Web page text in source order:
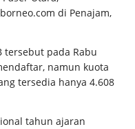
di Penajam,
tersebut pada Rabu
namun kuota
tersedia hanya 4.608
tahun ajaran